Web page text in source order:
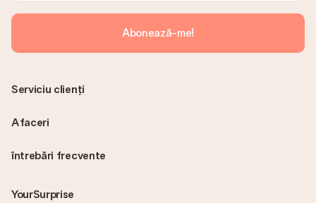
Abonează-me!
întrebări frecvente
YourSurprise
Serviciu clienți
Afaceri